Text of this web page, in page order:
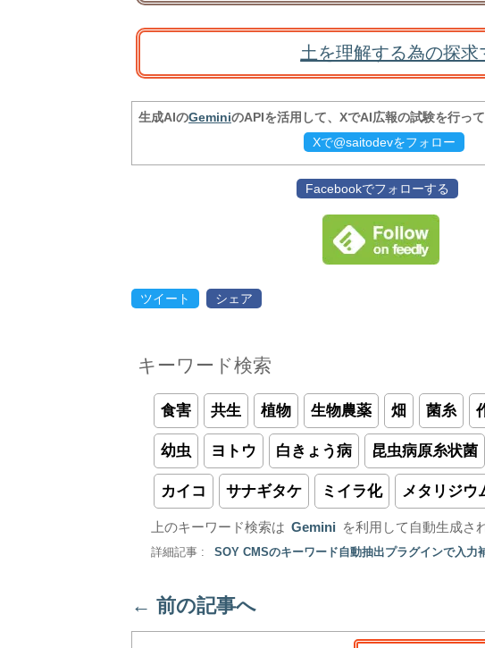
土を理解する為の探求
生成AIのGeminiのAPIを活用して、XでAI広報の試験を行って
Xで@saitodevをフォロー
Facebookでフォローする
ツイート シェア
キーワード検索
食害 共生 植物 生物農薬 畑 菌糸
幼虫 ヨトウ 白きょう病 昆虫病原糸状菌
カイコ サナギタケ ミイラ化 メタリジウ
上のキーワード検索は Gemini を利用して自動生成さ
詳細記事 : SOY CMSのキーワード自動抽出プラグインで入力
← 前の記事へ